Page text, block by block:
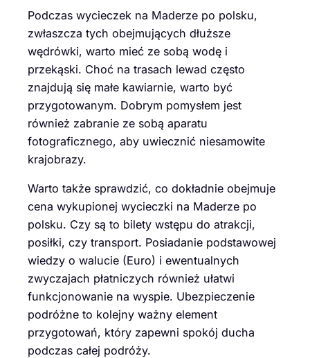
Podczas wycieczek na Maderze po polsku,
zwłaszcza tych obejmujących dłuższe
wędrówki, warto mieć ze sobą wodę i
przekąski. Choć na trasach lewad często
znajdują się małe kawiarnie, warto być
przygotowanym. Dobrym pomysłem jest
również zabranie ze sobą aparatu
fotograficznego, aby uwiecznić niesamowite
krajobrazy.
Warto także sprawdzić, co dokładnie obejmuje
cena wykupionej wycieczki na Maderze po
polsku. Czy są to bilety wstępu do atrakcji,
posiłki, czy transport. Posiadanie podstawowej
wiedzy o walucie (Euro) i ewentualnych
zwyczajach płatniczych również ułatwi
funkcjonowanie na wyspie. Ubezpieczenie
podróżne to kolejny ważny element
przygotowań, który zapewni spokój ducha
podczas całej podróży.